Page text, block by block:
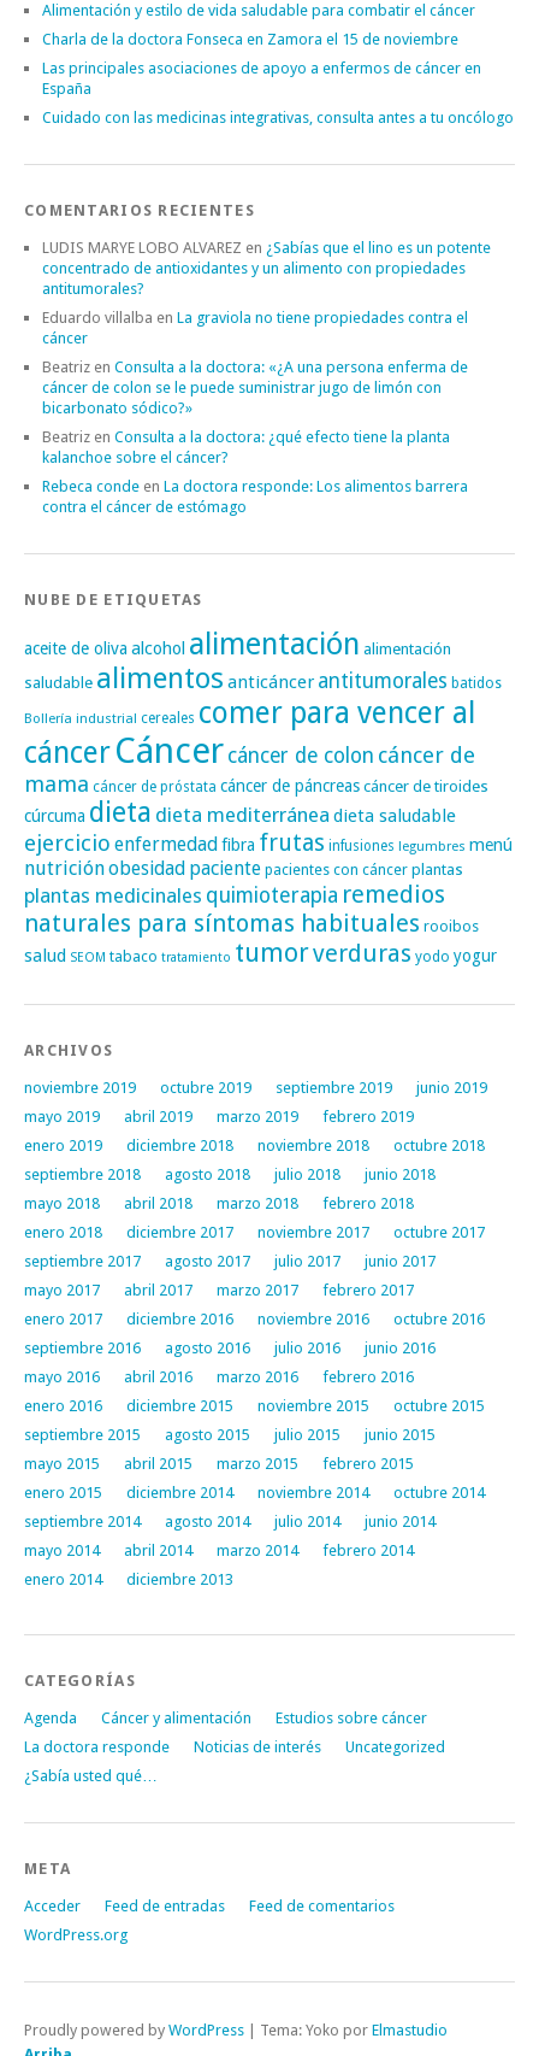
Alimentación y estilo de vida saludable para combatir el cáncer
Charla de la doctora Fonseca en Zamora el 15 de noviembre
Las principales asociaciones de apoyo a enfermos de cáncer en
España
Cuidado con las medicinas integrativas, consulta antes a tu oncólogo
COMENTARIOS RECIENTES
LUDIS MARYE LOBO ALVAREZ en ¿Sabías que el lino es un potente
concentrado de antioxidantes y un alimento con propiedades
antitumorales?
Eduardo villalba en La graviola no tiene propiedades contra el
cáncer
Beatriz en Consulta a la doctora: «¿A una persona enferma de
cáncer de colon se le puede suministrar jugo de limón con
bicarbonato sódico?»
Beatriz en Consulta a la doctora: ¿qué efecto tiene la planta
kalanchoe sobre el cáncer?
Rebeca conde en La doctora responde: Los alimentos barrera
contra el cáncer de estómago
NUBE DE ETIQUETAS
aceite de oliva alcohol alimentación alimentación
saludable alimentos anticáncer antitumorales batidos
Bollería industrial cereales comer para vencer al
cáncerCáncer cáncer de colon cáncer de
mama cáncer de próstata cáncer de páncreascáncer de tiroides
cúrcuma dieta dieta mediterránea dieta saludable
ejercicio enfermedadfibra frutas infusiones legumbres menú
nutriciónobesidad paciente pacientes con cáncer plantas
plantas medicinales quimioterapia remedios
naturales para síntomas habituales rooibos
salud SEOM tabaco tratamiento tumorverduras yodo yogur
ARCHIVOS
noviembre 2019 octubre 2019 septiembre 2019
junio 2019
mayo 2019
abril 2019 marzo 2019
febrero 2019
enero 2019
diciembre 2018 noviembre 2018
octubre 2018
septiembre 2018
agosto 2018 julio 2018
junio 2018
mayo 2018
abril 2018 marzo 2018
febrero 2018
enero 2018
diciembre 2017 noviembre 2017
octubre 2017
septiembre 2017
agosto 2017 julio 2017
junio 2017
mayo 2017
abril 2017 marzo 2017
febrero 2017
enero 2017
diciembre 2016 noviembre 2016
octubre 2016
septiembre 2016
agosto 2016 julio 2016
junio 2016
mayo 2016
abril 2016 marzo 2016
febrero 2016
enero 2016
diciembre 2015 noviembre 2015
octubre 2015
septiembre 2015
agosto 2015 julio 2015
junio 2015
mayo 2015
abril 2015 marzo 2015
febrero 2015
enero 2015
diciembre 2014 noviembre 2014
octubre 2014
septiembre 2014
agosto 2014 julio 2014
junio 2014
mayo 2014
abril 2014 marzo 2014
febrero 2014
enero 2014
diciembre 2013
CATEGORÍAS
Agenda Cáncer y alimentación
Estudios sobre cáncer
La doctora responde
Noticias de interés
Uncategorized
¿Sabía usted qué…
META
Acceder Feed de entradas
Feed de comentarios
WordPress.org
Proudly powered by WordPress Tema: Yoko por Elmastudio